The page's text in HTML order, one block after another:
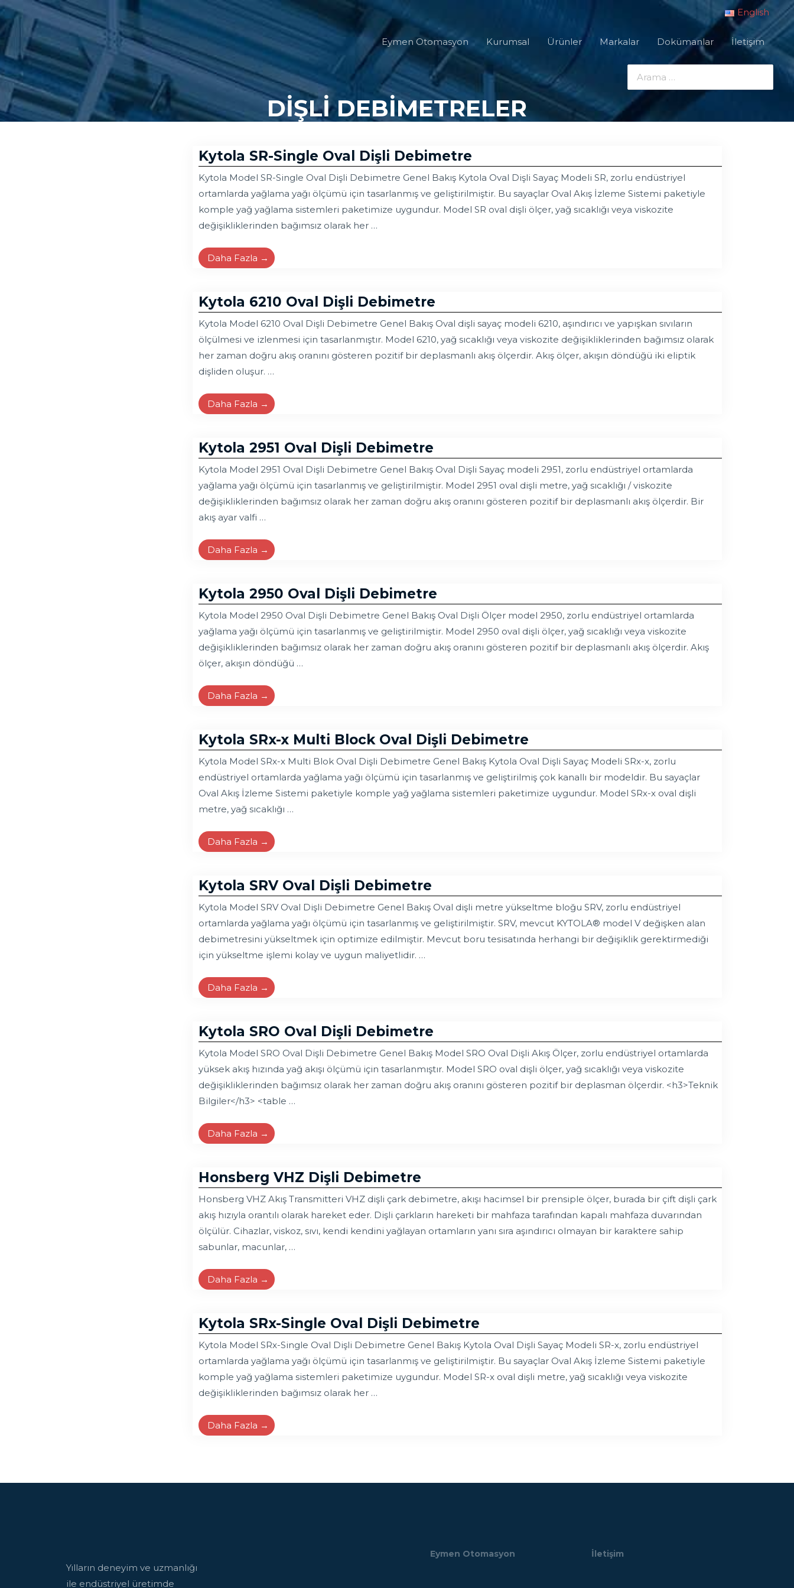
English
Eymen Otomasyon Kurumsal Ürünler Markalar Dokümanlar İletişim
DIŞLI DEBIMETRELER
Kytola SR-Single Oval Dişli Debimetre
Kytola Model SR-Single Oval Dişli Debimetre Genel Bakış Kytola Oval Dişli Sayaç Modeli SR, zorlu endüstriyel
ortamlarda yağlama yağı ölçümü için tasarlanmış ve geliştirilmiştir. Bu sayaçlar Oval Akış İzleme Sistemi paketiyle
komple yağ yağlama sistemleri paketimize uygundur. Model SR oval dişli ölçer, yağ sıcaklığı veya viskozite
değişikliklerinden bağımsız olarak her …
Daha Fazla →
Kytola 6210 Oval Dişli Debimetre
Kytola Model 6210 Oval Dişli Debimetre Genel Bakış Oval dişli sayaç modeli 6210, aşındırıcı ve yapışkan sıvıların
ölçülmesi ve izlenmesi için tasarlanmıştır. Model 6210, yağ sıcaklığı veya viskozite değişikliklerinden bağımsız olarak
her zaman doğru akış oranını gösteren pozitif bir deplasmanlı akış ölçerdir. Akış ölçer, akışın döndüğü iki eliptik
dişliden oluşur. …
Daha Fazla →
Kytola 2951 Oval Dişli Debimetre
Kytola Model 2951 Oval Dişli Debimetre Genel Bakış Oval Dişli Sayaç modeli 2951, zorlu endüstriyel ortamlarda
yağlama yağı ölçümü için tasarlanmış ve geliştirilmiştir. Model 2951 oval dişli metre, yağ sıcaklığı / viskozite
değişikliklerinden bağımsız olarak her zaman doğru akış oranını gösteren pozitif bir deplasmanlı akış ölçerdir. Bir
akış ayar valfi …
Daha Fazla →
Kytola 2950 Oval Dişli Debimetre
Kytola Model 2950 Oval Dişli Debimetre Genel Bakış Oval Dişli Ölçer model 2950, zorlu endüstriyel ortamlarda
yağlama yağı ölçümü için tasarlanmış ve geliştirilmiştir. Model 2950 oval dişli ölçer, yağ sıcaklığı veya viskozite
değişikliklerinden bağımsız olarak her zaman doğru akış oranını gösteren pozitif bir deplasmanlı akış ölçerdir. Akış
ölçer, akışın döndüğü …
Daha Fazla →
Kytola SRx-x Multi Block Oval Dişli Debimetre
Kytola Model SRx-x Multi Blok Oval Dişli Debimetre Genel Bakış Kytola Oval Dişli Sayaç Modeli SRx-x, zorlu
endüstriyel ortamlarda yağlama yağı ölçümü için tasarlanmış ve geliştirilmiş çok kanallı bir modeldir. Bu sayaçlar
Oval Akış İzleme Sistemi paketiyle komple yağ yağlama sistemleri paketimize uygundur. Model SRx-x oval dişli
metre, yağ sıcaklığı …
Daha Fazla →
Kytola SRV Oval Dişli Debimetre
Kytola Model SRV Oval Dişli Debimetre Genel Bakış Oval dişli metre yükseltme bloğu SRV, zorlu endüstriyel
ortamlarda yağlama yağı ölçümü için tasarlanmış ve geliştirilmiştir. SRV, mevcut KYTOLA® model V değişken alan
debimetresini yükseltmek için optimize edilmiştir. Mevcut boru tesisatında herhangi bir değişiklik gerektirmediği
için yükseltme işlemi kolay ve uygun maliyetlidir. …
Daha Fazla →
Kytola SRO Oval Dişli Debimetre
Kytola Model SRO Oval Dişli Debimetre Genel Bakış Model SRO Oval Dişli Akış Ölçer, zorlu endüstriyel ortamlarda
yüksek akış hızında yağ akışı ölçümü için tasarlanmıştır. Model SRO oval dişli ölçer, yağ sıcaklığı veya viskozite
değişikliklerinden bağımsız olarak her zaman doğru akış oranını gösteren pozitif bir deplasman ölçerdir. <h3>Teknik
Bilgiler</h3> <table …
Daha Fazla →
Honsberg VHZ Dişli Debimetre
Honsberg VHZ Akış Transmitteri VHZ dişli çark debimetre, akışı hacimsel bir prensiple ölçer, burada bir çift dişli çark
akış hızıyla orantılı olarak hareket eder. Dişli çarkların hareketi bir mahfaza tarafından kapalı mahfaza duvarından
ölçülür. Cihazlar, viskoz, sıvı, kendi kendini yağlayan ortamların yanı sıra aşındırıcı olmayan bir karaktere sahip
sabunlar, macunlar, …
Daha Fazla →
Kytola SRx-Single Oval Dişli Debimetre
Kytola Model SRx-Single Oval Dişli Debimetre Genel Bakış Kytola Oval Dişli Sayaç Modeli SR-x, zorlu endüstriyel
ortamlarda yağlama yağı ölçümü için tasarlanmış ve geliştirilmiştir. Bu sayaçlar Oval Akış İzleme Sistemi paketiyle
komple yağ yağlama sistemleri paketimize uygundur. Model SR-x oval dişli metre, yağ sıcaklığı veya viskozite
değişikliklerinden bağımsız olarak her …
Daha Fazla →
Yılların deneyim ve uzmanlığı
ile endüstriyel üretimde
Eymen Otomasyon İletişim